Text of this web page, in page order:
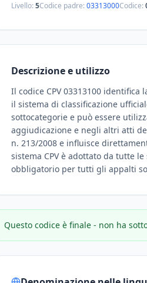
Livello:5Codice padre:03313000Codice:
Descrizione e utilizzo
Il codice CPV 03313100
il sistema di classificazione
sottocategorie e può essere
aggiudicazione e negli altri atti
n. 213/2008 e influisce
sistema CPV è adottato da tutte
obbligatorio per tutti gli appalti
Questo codice è finale - non ha